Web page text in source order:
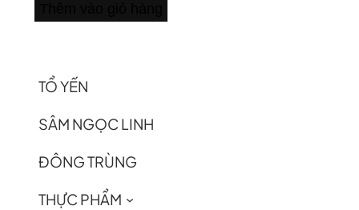
TỔ YẾN
SÂM NGỌC LINH
ĐÔNG TRÙNG
THỰC PHẨM